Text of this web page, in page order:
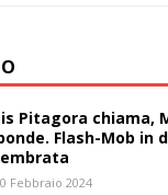
Pitagora chiama,
Flash-Mob in
Febbraio 2024